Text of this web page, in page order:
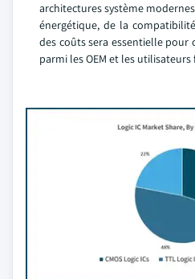
architectures système
énergétique, de la
des coûts sera essentielle pour
parmi les OEM et les utilisateurs